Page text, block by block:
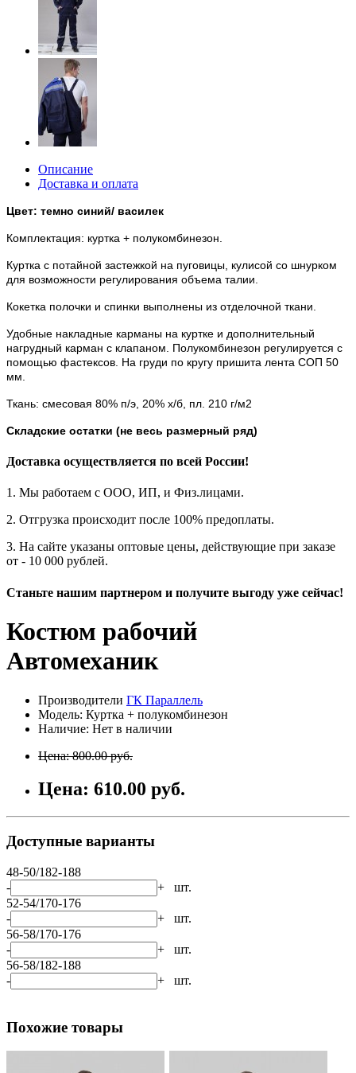
Описание
Доставка и оплата
Цвет: темно синий/ василек
Комплектация: куртка + полукомбинезон.
Куртка с потайной застежкой на пуговицы, кулисой со шнурком
для возможности регулирования объема талии.
Кокетка полочки и спинки выполнены из отделочной ткани.
Удобные накладные карманы на куртке и дополнительный
нагрудный карман с клапаном. Полукомбинезон регулируется с
помощью фастексов. На груди по кругу пришита лента СОП 50
мм.
Ткань: смесовая 80% п/э, 20% х/б, пл. 210 г/м2
Складские остатки (не весь размерный ряд)
Доставка осуществляется по всей России!
1. Мы работаем с ООО, ИП, и Физ.лицами.
2. Отгрузка происходит после 100% предоплаты.
3. На сайте указаны оптовые цены, действующие при заказе
от - 10 000 рублей.
Станьте нашим партнером и получите выгоду уже сейчас!
Костюм рабочий
Автомеханик
Производители ГК Параллель
Модель: Куртка + полукомбинезон
Наличие: Нет в наличии
Цена: 800.00 руб.
Цена: 610.00 руб.
Доступные варианты
48-50/182-188
-
+ шт.
52-54/170-176
-
+ шт.
56-58/170-176
-
+ шт.
56-58/182-188
-
+ шт.
Похожие товары